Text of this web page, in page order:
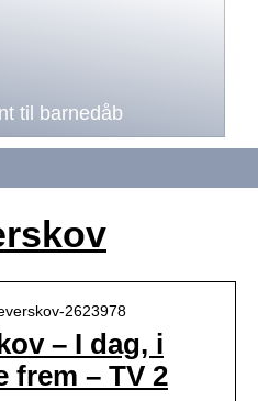
til barnedåb
2623978
– I dag, i
frem – TV 2